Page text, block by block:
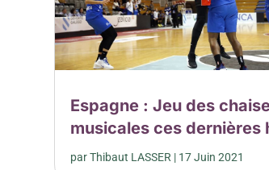
Espagne : Jeu des
musicales ces dernières
parThibaut LASSER | 17 Juin 2021